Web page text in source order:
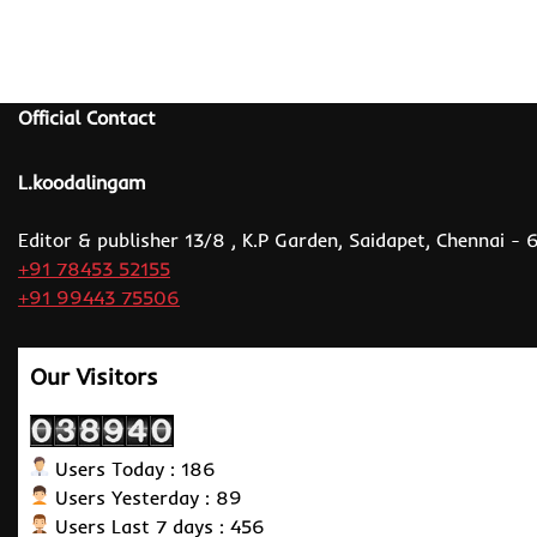
Official Contact
L.koodalingam
Editor & publisher 13/8 , K.P Garden, Saidapet, Chennai -
+91 78453 52155
+91 99443 75506
Our Visitors
Users Today : 186
Users Yesterday : 89
Users Last 7 days : 456